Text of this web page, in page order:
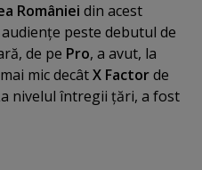
României din acest
audienţe peste debutul de
de pe Pro, a avut, la
mic decâtX Factorde
nivelul întregii ţări, a fost